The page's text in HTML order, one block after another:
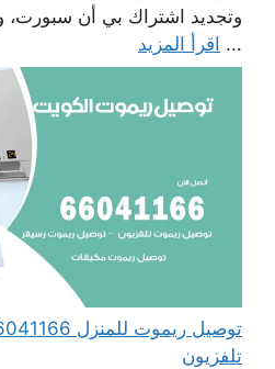
وتجديد اشتراك بي أن سبورت،
... اقرأ المزيد
تلفزيون